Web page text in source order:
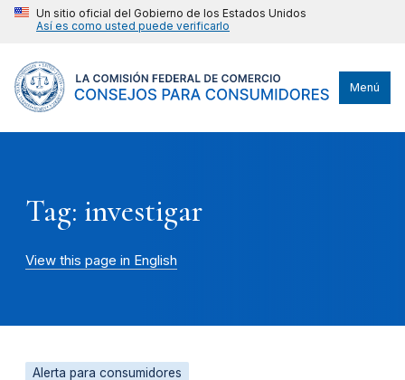
Un sitio oficial del Gobierno de los Estados Unidos
Así es como usted puede verificarlo
Menú
Tag: investigar
View this page in English
Alerta para consumidores